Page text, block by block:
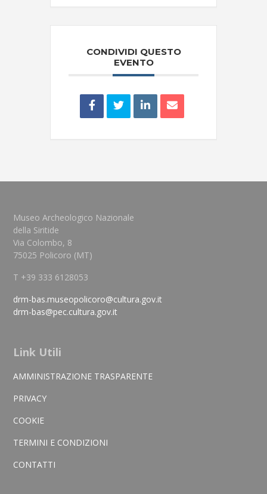
CONDIVIDI QUESTO
EVENTO
Museo Archeologico Nazionale
della Siritide
Via Colombo, 8
75025 Policoro (MT)
T +39 333 6128053
drm-bas.museopolicoro@cultura.gov.it
drm-bas@pec.cultura.gov.it
Link Utili
AMMINISTRAZIONE TRASPARENTE
PRIVACY
COOKIE
TERMINI E CONDIZIONI
CONTATTI